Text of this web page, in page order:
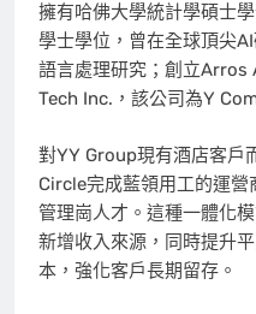
擁有哈佛大學統計學碩士
學士學位，曾在全球頂尖
語言處理研究；創立Arros
Tech Inc.，該公司為Y
對YY Group現有酒店客戶
Circle完成藍領用工的運
管理崗人才。這種一體化
新增收入來源，同時提升
本，強化客戶長期留存。